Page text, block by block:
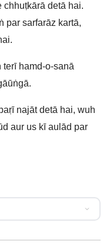
chhuṭkārā detā hai.
par sarfarāz kartā,
hamd-o-sanā
najāt detā hai, wuh
aur us kī aulād par